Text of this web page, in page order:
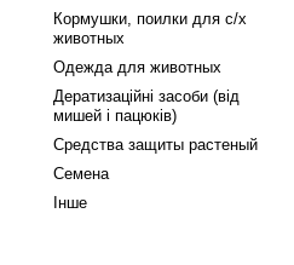
Кормушки, поилки для с/х
животных
Одежда для животных
Дератизаційні засоби (від
мишей і пацюків)
Средства защиты растеный
Семена
Інше